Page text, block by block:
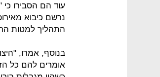
עוד הם הסבירו כי
נרשם כיבוא
התהליך למטות
בנוסף, אמרו,
אומרים להם כל